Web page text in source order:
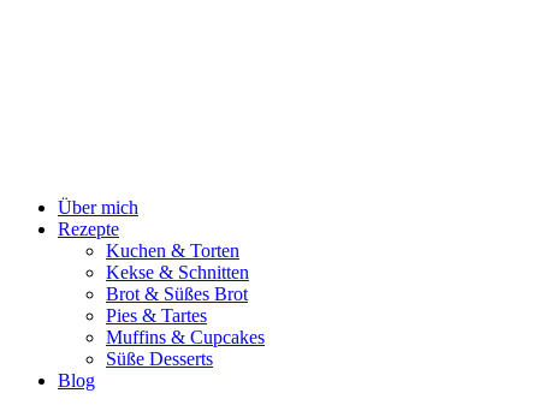
Über mich
Rezepte
Kuchen & Torten
Kekse & Schnitten
Brot & Süßes Brot
Pies & Tartes
Muffins & Cupcakes
Süße Desserts
Blog